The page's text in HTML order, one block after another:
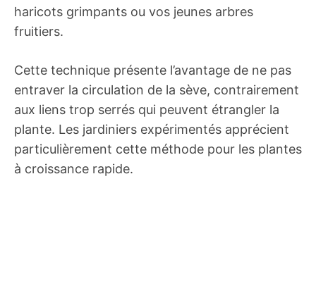
haricots grimpants ou vos jeunes arbres
fruitiers.
Cette technique présente l’avantage de ne pas
entraver la circulation de la sève, contrairement
aux liens trop serrés qui peuvent étrangler la
plante. Les jardiniers expérimentés apprécient
particulièrement cette méthode pour les plantes
à croissance rapide.